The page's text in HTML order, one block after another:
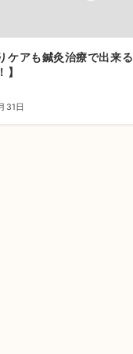
ケアも鍼灸治療で出来る
】
31日